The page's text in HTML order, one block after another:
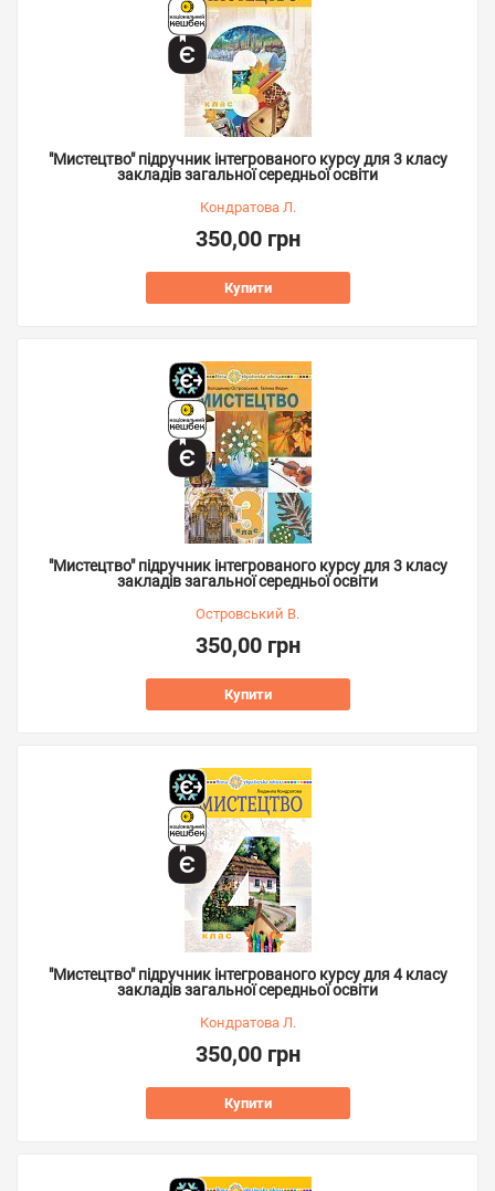
"Мистецтво" підручник інтегрованого курсу для 3 класу
закладів загальної середньої освіти
Кондратова Л.
350,00 грн
Купити
"Мистецтво" підручник інтегрованого курсу для 3 класу
закладів загальної середньої освіти
Островський В.
350,00 грн
Купити
"Мистецтво" підручник інтегрованого курсу для 4 класу
закладів загальної середньої освіти
Кондратова Л.
350,00 грн
Купити